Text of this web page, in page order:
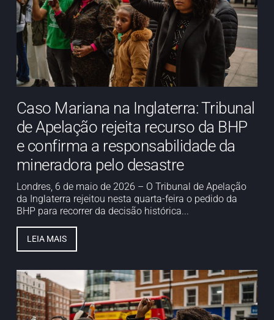
Caso Mariana na Inglaterra: Tribunal
de Apelação rejeita recurso da BHP
e confirma a responsabilidade da
mineradora pelo desastre
Londres, 6 de maio de 2026 – O Tribunal de Apelação
da Inglaterra rejeitou nesta quarta-feira o pedido da
BHP para recorrer da decisão histórica...
LEIA MAIS